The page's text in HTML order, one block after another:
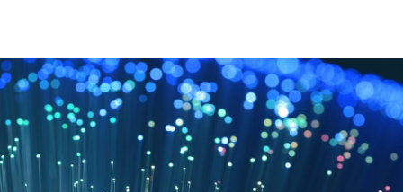
tech-cybersecurity-ind-data